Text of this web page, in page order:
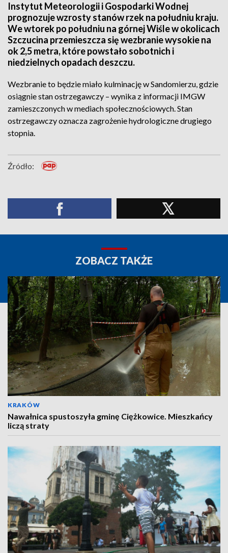
Instytut Meteorologii i Gospodarki Wodnej
prognozuje wzrosty stanów rzek na południu kraju.
We wtorek po południu na górnej Wiśle w okolicach
Szczucina przemieszcza się wezbranie wysokie na
ok 2,5 metra, które powstało sobotnich i
niedzielnych opadach deszczu.
Wezbranie to będzie miało kulminację w Sandomierzu, gdzie
osiągnie stan ostrzegawczy – wynika z informacji IMGW
zamieszczonych w mediach społecznościowych. Stan
ostrzegawczy oznacza zagrożenie hydrologiczne drugiego
stopnia.
Źródło:
ZOBACZ TAKŻE
KRAKÓW
Nawałnica spustoszyła gminę Ciężkowice. Mieszkańcy
liczą straty